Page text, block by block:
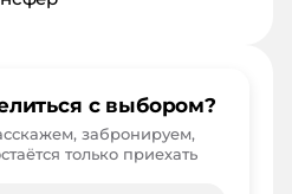
с выбором?
забронируем,
только приехать